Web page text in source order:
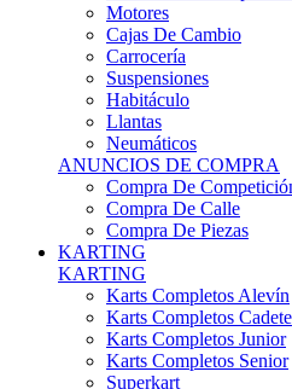
Cajas De Cambio
Carrocería
Suspensiones
Habitáculo
Llantas
Neumáticos
ANUNCIOS DE COMPRA
Compra De Competición
Compra De Calle
Compra De Piezas
KARTING
KARTING
Karts Completos Alevín
Karts Completos Cadete
Karts Completos Junior
Karts Completos Senior
Superkart
Karts Completos Hobbye